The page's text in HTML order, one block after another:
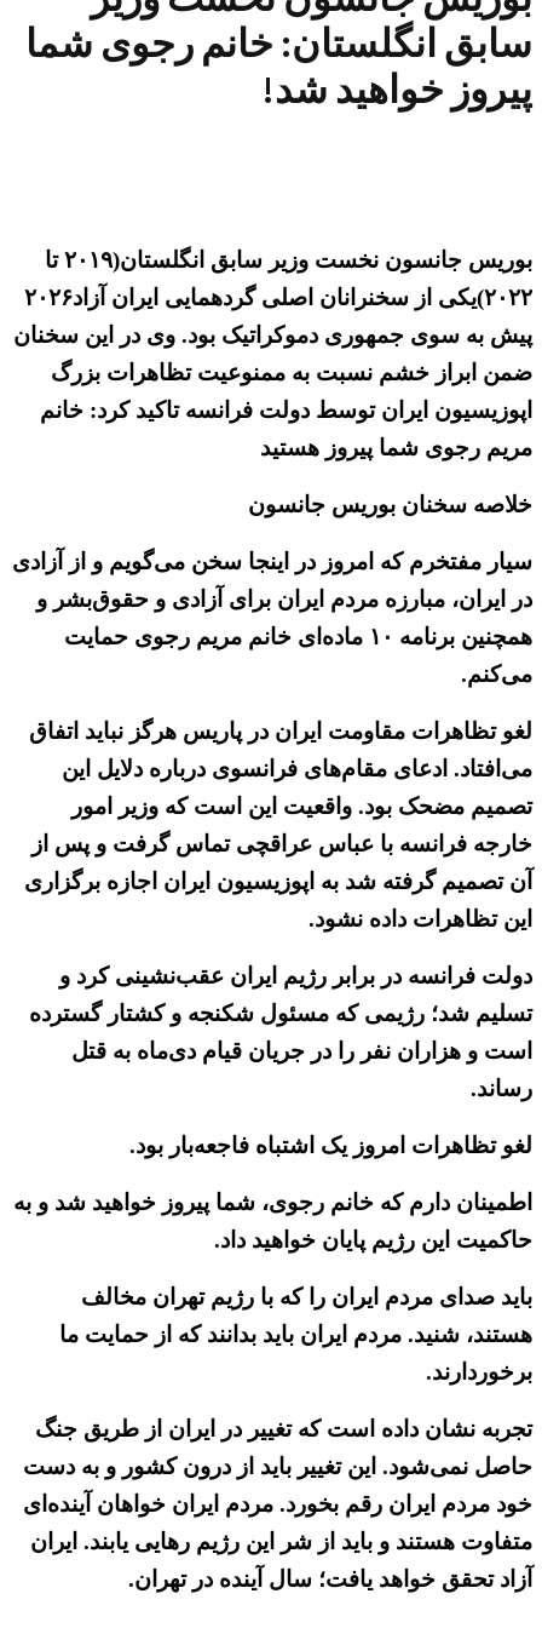
سابق انگلستان: خانم رجوی شما
پیروز خواهید شد!
بوریس جانسون نخست وزیر سابق انگلستان(۲۰۱۹ تا
۲۰۲۲)یکی از سخنرانان اصلی گردهمایی ایران آزاد۲۰۲۶
پیش به سوی جمهوری دموکراتیک بود. وی در این سخنان
ضمن ابراز خشم نسبت به ممنوعیت تظاهرات بزرگ
اپوزیسیون ایران توسط دولت فرانسه تاکید کرد: خانم
مریم رجوی شما پیروز هستید
خلاصه سخنان بوریس جانسون
سیار مفتخرم که امروز در اینجا سخن می‌گویم و از آزادی
در ایران، مبارزه مردم ایران برای آزادی و حقوق‌بشر و
همچنین برنامه ۱۰ ماده‌ای خانم مریم رجوی حمایت
می‌کنم.
لغو تظاهرات مقاومت ایران در پاریس هرگز نباید اتفاق
می‌افتاد. ادعای مقام‌های فرانسوی درباره دلایل این
تصمیم مضحک بود. واقعیت این است که وزیر امور
خارجه فرانسه با عباس عراقچی تماس گرفت و پس از
آن تصمیم گرفته شد به اپوزیسیون ایران اجازه برگزاری
این تظاهرات داده نشود.
دولت فرانسه در برابر رژیم ایران عقب‌نشینی کرد و
تسلیم شد؛ رژیمی که مسئول شکنجه و کشتار گسترده
است و هزاران نفر را در جریان قیام دی‌ماه به قتل
رساند.
لغو تظاهرات امروز یک اشتباه فاجعه‌بار بود.
اطمینان دارم که خانم رجوی، شما پیروز خواهید شد و به
حاکمیت این رژیم پایان خواهید داد.
باید صدای مردم ایران را که با رژیم تهران مخالف
هستند، شنید. مردم ایران باید بدانند که از حمایت ما
برخوردارند.
تجربه نشان داده است که تغییر در ایران از طریق جنگ
حاصل نمی‌شود. این تغییر باید از درون کشور و به دست
خود مردم ایران رقم بخورد. مردم ایران خواهان آینده‌ای
متفاوت هستند و باید از شر این رژیم رهایی یابند. ایران
آزاد تحقق خواهد یافت؛ سال آینده در تهران.